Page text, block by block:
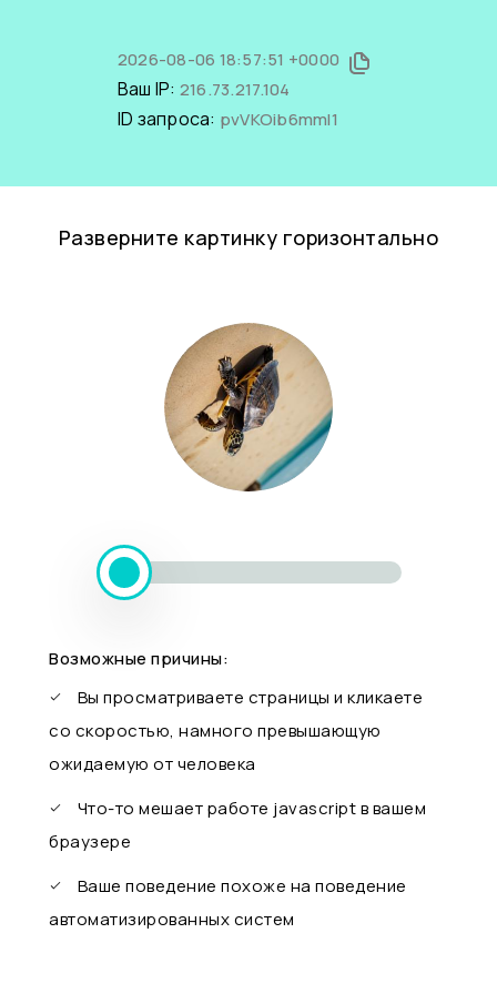
2026-08-06 18:57:51 +0000
Ваш IP: 216.73.217.104
ID запроса: pvVKOib6mmI1
Разверните картинку горизонтально
Возможные причины:
Вы просматриваете страницы и кликаете
со скоростью, намного превышающую
ожидаемую от человека
Что-то мешает работе javascript в вашем
браузере
Ваше поведение похоже на поведение
автоматизированных систем